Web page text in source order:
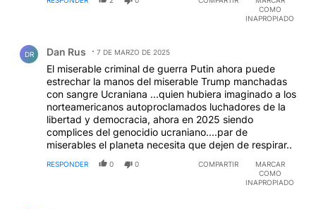
COMO
INAPROPIADO
DR Dan Rus 7 DE MARZO DE 2025
El miserable criminal de guerra Putin ahora puede
estrechar la manos del miserable Trump manchadas
con sangre Ucraniana ...quien hubiera imaginado a los
norteamericanos autoproclamados luchadores de la
libertad y democracia, ahora en 2025 siendo
complices del genocidio ucraniano....par de
miserables el planeta necesita que dejen de respirar..
RESPONDER 0 0 COMPARTIR
MARCAR
COMO
INAPROPIADO